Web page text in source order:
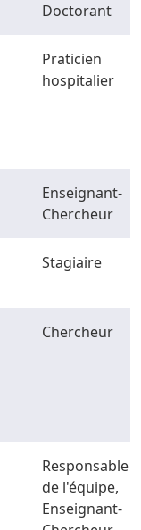
Doctorant
Praticien
hospitalier
Enseignant-
Chercheur
Stagiaire
Chercheur
Responsable
de l'équipe,
Enseignant-